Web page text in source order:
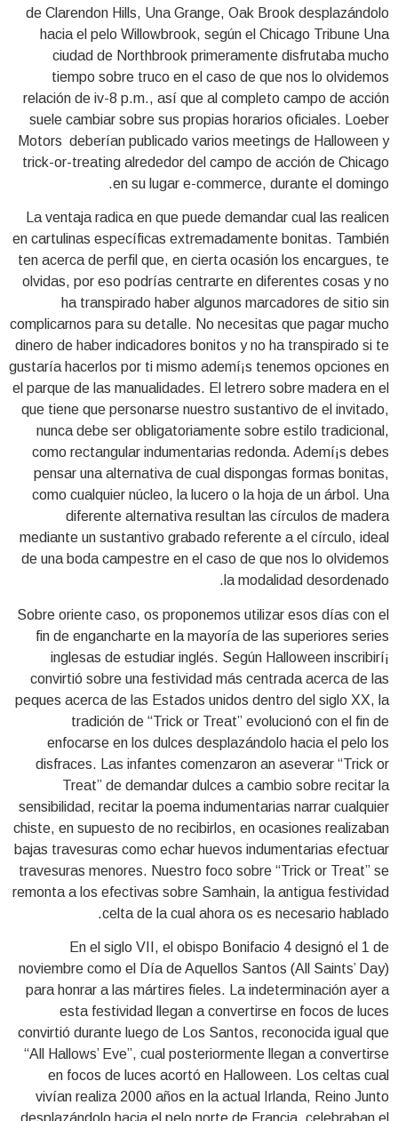
de Clarendon Hills, Una Grange, Oak Brook desplazándolo
hacia el pelo Willowbrook, según el Chicago Tribune Una
ciudad de Northbrook primeramente disfrutaba mucho
tiempo sobre truco en el caso de que nos lo olvidemos
relación de iv-8 p.m., así que al completo campo de acción
suele cambiar sobre sus propias horarios oficiales. Loeber
Motors deberían publicado varios meetings de Halloween y
trick-or-treating alrededor del campo de acción de Chicago
en su lugar e-commerce, durante el domingo.
La ventaja radica en que puede demandar cual las realicen
en cartulinas específicas extremadamente bonitas. También
ten acerca de perfil que, en cierta ocasión los encargues, te
olvidas, por eso podrías centrarte en diferentes cosas y no
ha transpirado haber algunos marcadores de sitio sin
complicarnos para su detalle. No necesitas que pagar mucho
dinero de haber indicadores bonitos y no ha transpirado si te
gustaría hacerlos por ti mismo ademí¡s tenemos opciones en
el parque de las manualidades. El letrero sobre madera en el
que tiene que personarse nuestro sustantivo de el invitado,
nunca debe ser obligatoriamente sobre estilo tradicional,
como rectangular indumentarias redonda. Ademí¡s debes
pensar una alternativa de cual dispongas formas bonitas,
como cualquier núcleo, la lucero o la hoja de un árbol. Una
diferente alternativa resultan las círculos de madera
mediante un sustantivo grabado referente a el círculo, ideal
de una boda campestre en el caso de que nos lo olvidemos
la modalidad desordenado.
Sobre oriente caso, os proponemos utilizar esos días con el
fin de engancharte en la mayorí­a de las superiores series
inglesas de estudiar inglés. Según Halloween inscribirí¡
convirtió sobre una festividad más centrada acerca de las
peques acerca de las Estados unidos dentro del siglo XX, la
tradición de “Trick or Treat” evolucionó con el fin de
enfocarse en los dulces desplazándolo hacia el pelo los
disfraces. Las infantes comenzaron an aseverar “Trick or
Treat” de demandar dulces a cambio sobre recitar la
sensibilidad, recitar la poema indumentarias narrar cualquier
chiste, en supuesto de no recibirlos, en ocasiones realizaban
bajas travesuras como echar huevos indumentarias efectuar
travesuras menores. Nuestro foco sobre “Trick or Treat” se
remonta a los efectivas sobre Samhain, la antigua festividad
celta de la cual ahora os es necesario hablado.
En el siglo VII, el obispo Bonifacio 4 designó el 1 de
noviembre como el Día de Aquellos Santos (All Saints’ Day)
para honrar a las mártires fieles. La indeterminación ayer a
esta festividad llegan a convertirse en focos de luces
convirtió durante luego de Los Santos, reconocida igual que
“All Hallows’ Eve”, cual posteriormente llegan a convertirse
en focos de luces acortó en Halloween. Los celtas cual
vivían realiza 2000 años en la actual Irlanda, Reino Junto